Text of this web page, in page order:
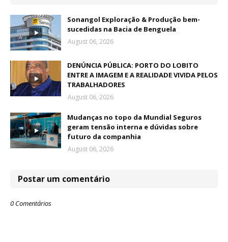
Sonangol Exploração & Produção bem-
sucedidas na Bacia de Benguela
August 06, 2026
DENÚNCIA PÚBLICA: PORTO DO LOBITO
ENTRE A IMAGEM E A REALIDADE VIVIDA PELOS
TRABALHADORES
August 06, 2026
Mudanças no topo da Mundial Seguros
geram tensão interna e dúvidas sobre
futuro da companhia
August 06, 2026
Postar um comentário
0 Comentários